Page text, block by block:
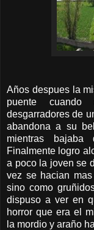
Años despues la
puente
desgarradores de
abandona a su
mientras
Finalmente logro
a poco la joven se
vez se hacian
sino como
dispuso a ver en
horror que era el
la mordio y araño